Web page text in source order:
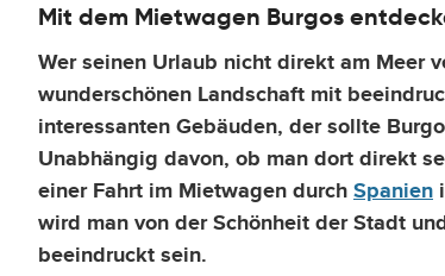
Mit dem Mietwagen Burgos
Wer seinen Urlaub nicht direkt am Meer
wunderschönen Landschaft mit
interessanten Gebäuden, der sollte
Unabhängig davon, ob man dort direkt
einer Fahrt im Mietwagen durchSpanien
wird man von der Schönheit der Stadt
beeindruckt sein.